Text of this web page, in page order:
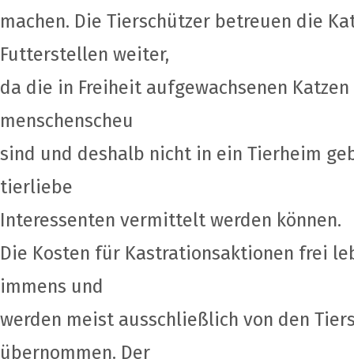
machen. Die Tierschützer betreuen die
Futterstellen weiter,
da die in Freiheit aufgewachsenen
menschenscheu
sind und deshalb nicht in ein Tierheim
tierliebe
Interessenten vermittelt werden können.
Die Kosten für Kastrationsaktionen frei
immens und
werden meist ausschließlich von den
übernommen. Der